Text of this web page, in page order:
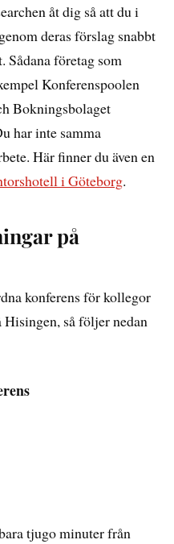
åt dig så att du i
deras förslag snabbt
Sådana företag som
Konferenspoolen
Bokningsbolaget
har inte samma
Här finner du även en
i Göteborg.
på
konferens för kollegor
så följer nedan
tjugo minuter från